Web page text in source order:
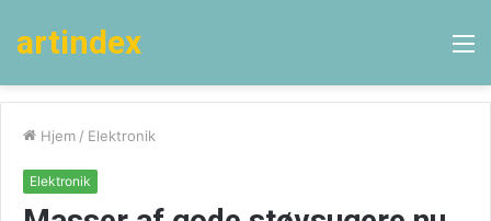
artindex
Hjem / Elektronik
Elektronik